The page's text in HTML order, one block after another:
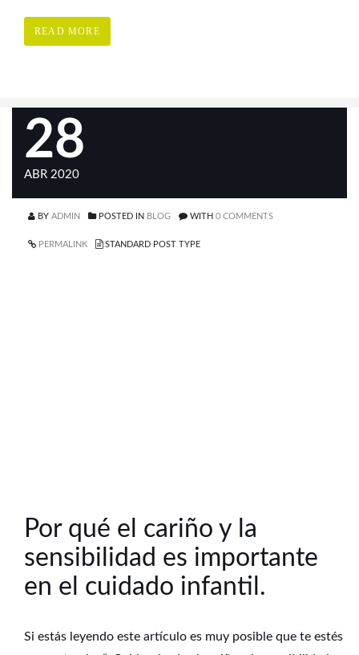
READ MORE
28
ABR 2020
BY ADMIN POSTED IN BLOG WITH 0 COMMENTS
PERMALINK STANDARD POST TYPE
Por qué el cariño y la
sensibilidad es importante
en el cuidado infantil.
Si estás leyendo este artículo es muy posible que te estés